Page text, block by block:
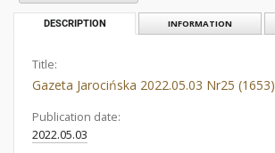
DESCRIPTION INFORMATION
Title:
Gazeta Jarocińska 2022.05.03 Nr25 (1653)
Publication date:
2022.05.03